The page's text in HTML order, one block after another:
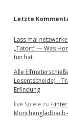
Letzte
Lass mal
„Tatort“ — Was
tun hat
Alle
Losentscheide) –
Erfindung
live Spiele zu